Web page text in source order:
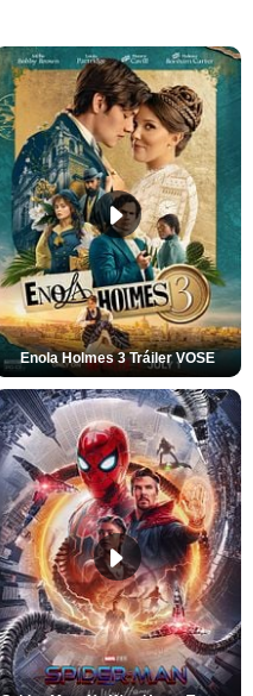
Enola Holmes 3 Tráiler VOSE